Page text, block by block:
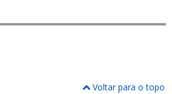
Voltar para o topo